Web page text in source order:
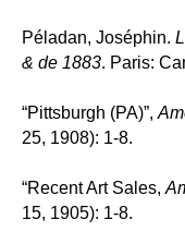
Péladan, Joséphin.
& de 1883. Paris:
“Pittsburgh (PA)”,
25, 1908): 1-8.
“Recent Art Sales,
15, 1905): 1-8.